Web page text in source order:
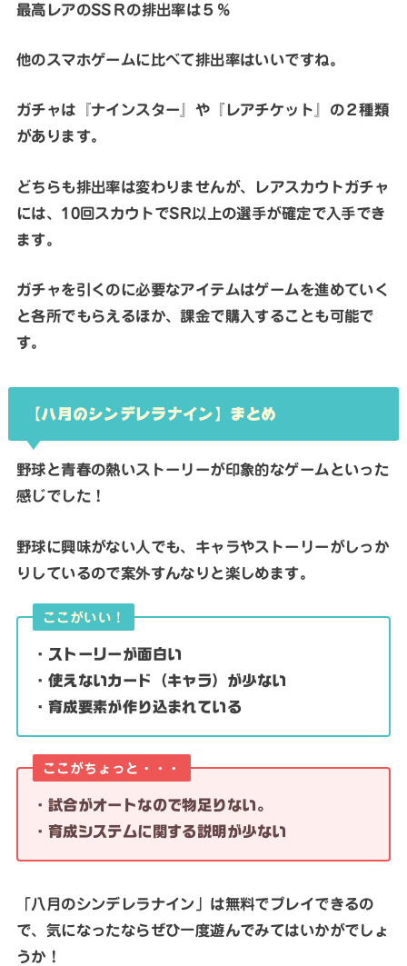
最高レアのSSＲの排出率は５％
他のスマホゲームに比べて排出率はいいですね。
ガチャは『ナインスター』や『レアチケット』の２種類
があります。
どちらも排出率は変わりませんが、レアスカウトガチャ
には、10回スカウトでSR以上の選手が確定で入手でき
ます。
ガチャを引くのに必要なアイテムはゲームを進めていく
と各所でもらえるほか、課金で購入することも可能で
す。
【八月のシンデレラナイン】まとめ
野球と青春の熱いストーリーが印象的なゲームといった
感じでした！
野球に興味がない人でも、キャラやストーリーがしっか
りしているので案外すんなりと楽しめます。
ここがいい！
・ストーリーが面白い
・使えないカード（キャラ）が少ない
・育成要素が作り込まれている
ここがちょっと・・・
・試合がオートなので物足りない。
・育成システムに関する説明が少ない
「八月のシンデレラナイン」は無料でプレイできるの
で、気になったならぜひ一度遊んでみてはいかがでしょ
うか！